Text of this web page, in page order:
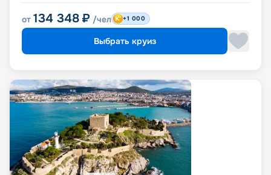
от 134 348 ₽ /чел +1 000
Выбрать круиз